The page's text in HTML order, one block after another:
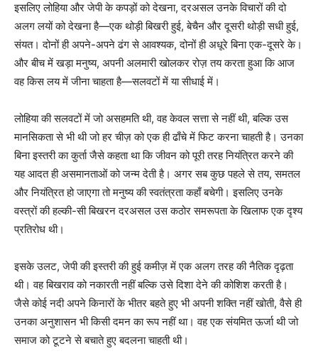
इसलिए लोहिया और जेपी के कपड़ों को देखना, दरअसल उनके विचारों की दो
अलग लयों को देखना है—एक थोड़ी बिखरी हुई, बेचैन और दूसरी थोड़ी सधी हुई,
संयत। दोनों ही अपने-अपने ढंग से आवश्यक, दोनों ही अधूरे बिना एक-दूसरे के।
और बीच में खड़ा मनुष्य, अपनी अलमारी खोलकर रोज़ तय करता हुआ कि आज
वह किस लय में जीना चाहता है—सलवटों में या सीधाई में।
लोहिया की सलवटों में जो असहमति थी, वह केवल सत्ता से नहीं थी, बल्कि उस
मानसिकता से भी थी जो हर चीज़ को एक ही ढाँचे में फिट करना चाहती है। उनका
बिना इस्तरी का कुर्ता जैसे कहता था कि जीवन को पूरी तरह नियंत्रित करने की
यह आदत ही असमानताओं को जन्म देती है। अगर सब कुछ पहले से तय, समतल
और नियंत्रित हो जाएगा तो मनुष्य की स्वतंत्रता कहाँ बचेगी। इसलिए उनके
वस्त्रों की हल्की-सी बिखरन दरअसल उस कठोर समरूपता के खिलाफ एक दृश्य
प्रतिरोध थी।
इसके उलट, जेपी की इस्तरी की हुई कमीज़ में एक अलग तरह की नैतिक दृढ़ता
थी। वह बिखराव को नकारती नहीं बल्कि उसे दिशा देने की कोशिश करती है।
जैसे कोई नदी अपने किनारों के भीतर बहते हुए भी अपनी शक्ति नहीं खोती, वैसे ही
उनका अनुशासन भी किसी दमन का रूप नहीं था। वह एक संयमित ऊर्जा थी जो
समाज को टूटने से बचाते हुए बदलना चाहती थी।